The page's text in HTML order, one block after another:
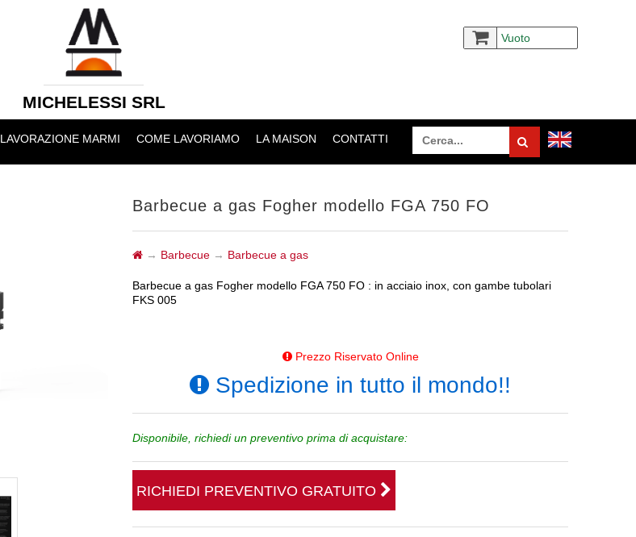
MICHELESSI SRL
Vuoto
LAVORAZIONE MARMI COME LAVORIAMO LA MAISON CONTATTI
Barbecue a gas Fogher modello FGA 750 FO
→ Barbecue → Barbecue a gas
Barbecue a gas Fogher modello FGA 750 FO : in acciaio inox, con gambe tubolari
FKS 005
Prezzo Riservato Online
Spedizione in tutto il mondo!!
Disponibile, richiedi un preventivo prima di acquistare:
RICHIEDI PREVENTIVO GRATUITO